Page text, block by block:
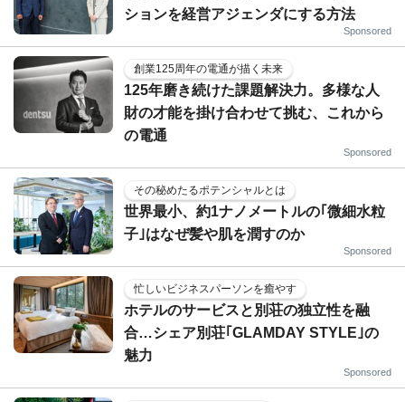
ションを経営アジェンダにする方法
Sponsored
創業125周年の電通が描く未来
125年磨き続けた課題解決力。多様な人
財の才能を掛け合わせて挑む、これから
の電通
Sponsored
その秘めたるポテンシャルとは
世界最小、約1ナノメートルの｢微細水粒
子｣はなぜ髪や肌を潤すのか
Sponsored
忙しいビジネスパーソンを癒やす
ホテルのサービスと別荘の独立性を融
合…シェア別荘｢GLAMDAY STYLE｣の
魅力
Sponsored